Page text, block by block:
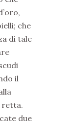
che
di tale
il
retta.
due